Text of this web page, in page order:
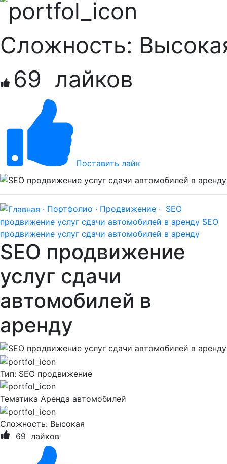
Сложность:
69 лайков
Поставить лайк
· Портфолио · Продвижение · SEO
продвижение услуг сдачи автомобилей в аренду SEO
продвижение услуг сдачи автомобилей в аренду
SEO продвижение
услуг сдачи
автомобилей в
аренду
Тип: SEO продвижение
Тематика Аренда автомобилей
Сложность: Высокая
69 лайков